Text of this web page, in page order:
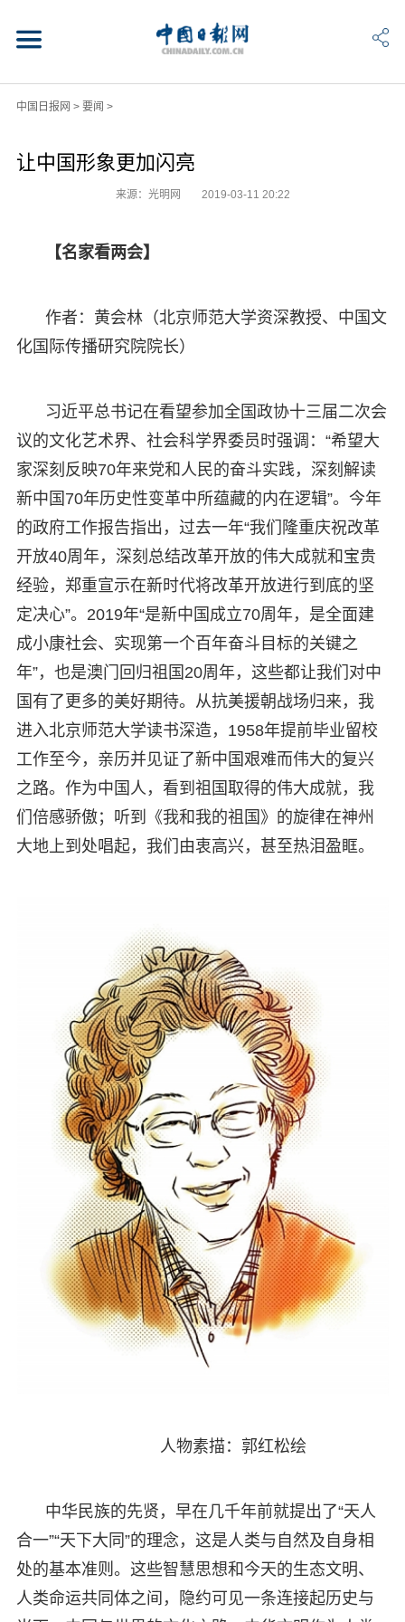
中国日报网 > 要闻 >
让中国形象更加闪亮
来源：光明网 2019-03-11 20:22
【名家看两会】
作者：黄会林（北京师范大学资深教授、中国文
化国际传播研究院院长）
习近平总书记在看望参加全国政协十三届二次会
议的文化艺术界、社会科学界委员时强调：“希望大
家深刻反映70年来党和人民的奋斗实践，深刻解读
新中国70年历史性变革中所蕴藏的内在逻辑”。今年
的政府工作报告指出，过去一年“我们隆重庆祝改革
开放40周年，深刻总结改革开放的伟大成就和宝贵
经验，郑重宣示在新时代将改革开放进行到底的坚
定决心”。2019年“是新中国成立70周年，是全面建
成小康社会、实现第一个百年奋斗目标的关键之
年”，也是澳门回归祖国20周年，这些都让我们对中
国有了更多的美好期待。从抗美援朝战场归来，我
进入北京师范大学读书深造，1958年提前毕业留校
工作至今，亲历并见证了新中国艰难而伟大的复兴
之路。作为中国人，看到祖国取得的伟大成就，我
们倍感骄傲；听到《我和我的祖国》的旋律在神州
大地上到处唱起，我们由衷高兴，甚至热泪盈眶。
人物素描：郭红松绘
中华民族的先贤，早在几千年前就提出了“天人
合一”“天下大同”的理念，这是人类与自然及自身相
处的基本准则。这些智慧思想和今天的生态文明、
人类命运共同体之间，隐约可见一条连接起历史与